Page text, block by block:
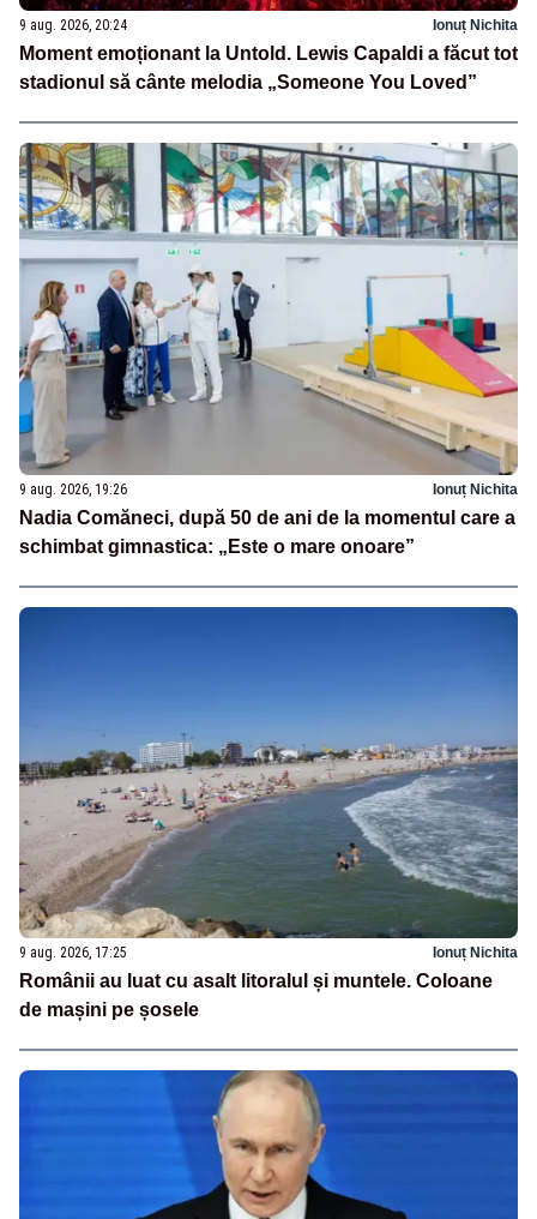
9 aug. 2026, 20:24 Ionuț Nichita
Moment emoționant la Untold. Lewis Capaldi a făcut tot
stadionul să cânte melodia „Someone You Loved”
9 aug. 2026, 19:26 Ionuț Nichita
Nadia Comăneci, după 50 de ani de la momentul care a
schimbat gimnastica: „Este o mare onoare”
9 aug. 2026, 17:25 Ionuț Nichita
Românii au luat cu asalt litoralul și muntele. Coloane
de mașini pe șosele